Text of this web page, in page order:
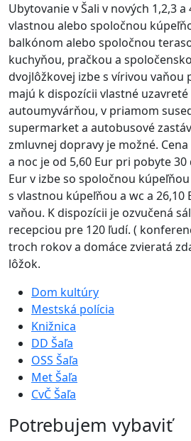
Ubytovanie v Šali v nových 1,2,3
vlastnou alebo spoločnou
balkónom alebo spoločnou
kuchyňou, pračkou a
dvojlôžkovej izbe s vírivou vaňou
majú k dispozícii vlastné
autoumyvárňou, v priamom
supermarket a autobusové
zmluvnej dopravy je možné.
a noc je od 5,60 Eur pri pobyte
Eur v izbe so spoločnou
s vlastnou kúpeľňou a wc a 26,10
vaňou. K dispozícii je ozvučená
recepciou pre 120 ľudí. (
troch rokov a domáce zvieratá
lôžok.
Dom kultúry
Mestská polícia
Knižnica
DD Šaľa
OSS Šaľa
Met Šaľa
CvČ Šaľa
Potrebujem vybaviť